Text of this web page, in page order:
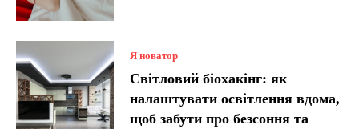
Я новатор
Світловий біохакінг: як
налаштувати освітлення вдома,
щоб забути про безсоння та